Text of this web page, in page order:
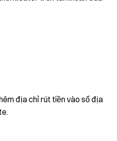
địa chỉ rút tiền vào sổ địa